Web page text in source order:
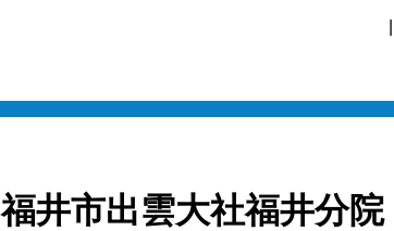
福井市出雲大社福井分院